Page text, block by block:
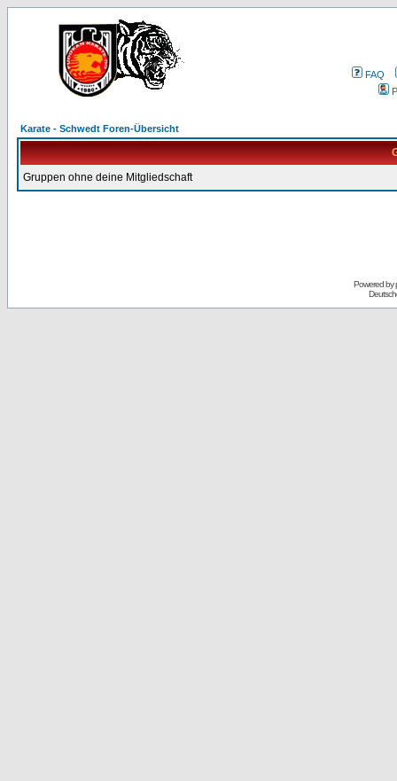
FAQ
Karate - Schwedt Foren-Übersicht
Gruppen ohne deine Mitgliedschaft
Powered by